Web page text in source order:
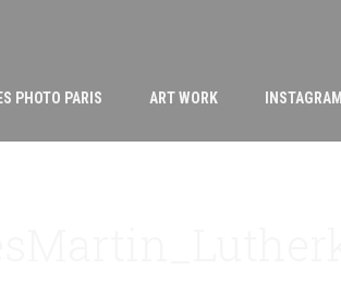
PHOTO PARIS ART WORK INSTAGRAM